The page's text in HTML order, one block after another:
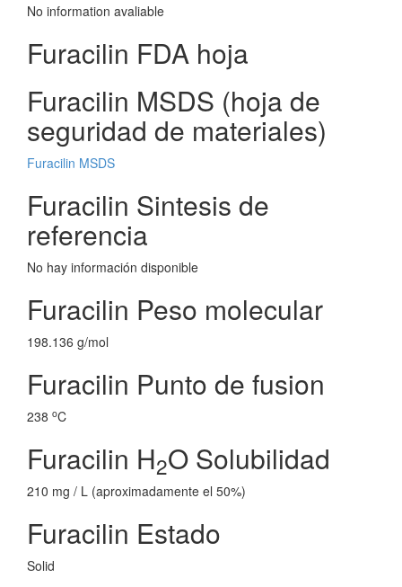
No information avaliable
Furacilin FDA hoja
Furacilin MSDS (hoja de
seguridad de materiales)
Furacilin MSDS
Furacilin Sintesis de
referencia
No hay información disponible
Furacilin Peso molecular
198.136 g/mol
Furacilin Punto de fusion
238 oC
Furacilin H2O Solubilidad
210 mg / L (aproximadamente el 50%)
Furacilin Estado
Solid